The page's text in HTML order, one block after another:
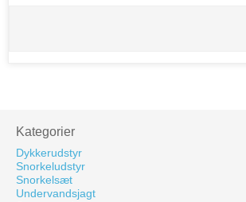
Kategorier
Dykkerudstyr
Snorkeludstyr
Snorkelsæt
Undervandsjagt